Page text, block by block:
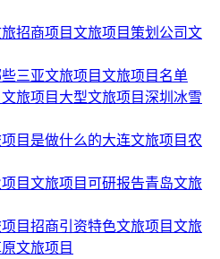
招商项目文旅项目策划公司文
三亚文旅项目文旅项目名单
旅项目大型文旅项目深圳冰雪
目是做什么的大连文旅项目农
目文旅项目可研报告青岛文旅
目招商引资特色文旅项目文旅
文旅项目